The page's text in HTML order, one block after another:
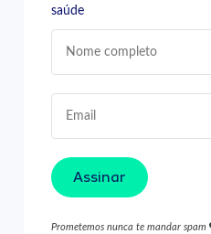
saúde
Assinar
Prometemos nunca te mandar spam